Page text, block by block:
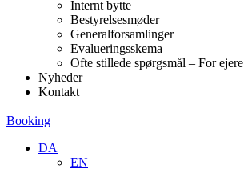
Internt bytte
Bestyrelsesmøder
Generalforsamlinger
Evalueringsskema
Ofte stillede spørgsmål – For ejere
Nyheder
Kontakt
Booking
DA
EN